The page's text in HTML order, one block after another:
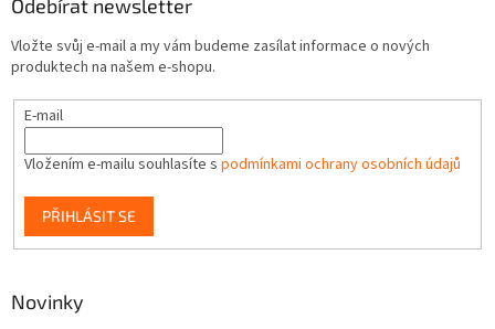
Odebírat newsletter
Vložte svůj e-mail a my vám budeme zasílat informace o nových
produktech na našem e-shopu.
E-mail
Vložením e-mailu souhlasíte s podmínkami ochrany osobních údajů
PŘIHLÁSIT SE
Novinky